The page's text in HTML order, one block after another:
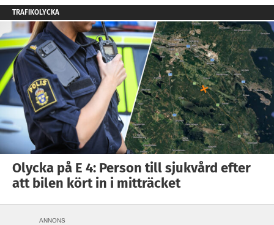
TRAFIKOLYCKA
Olycka på E 4: Person till sjukvård efter
att bilen kört in i mitträcket
ANNONS